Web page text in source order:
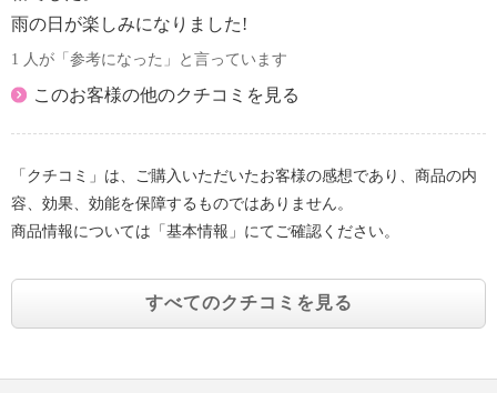
雨の日が楽しみになりました!
1 人が「参考になった」と言っています
このお客様の他のクチコミを見る
「クチコミ」は、ご購入いただいたお客様の感想であり、商品の内
容、効果、効能を保障するものではありません。
商品情報については「基本情報」にてご確認ください。
すべてのクチコミを見る